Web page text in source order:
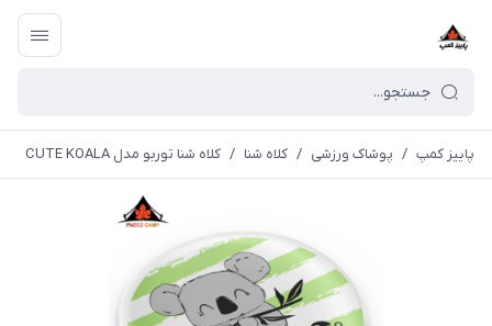
پاییز کمپ / پوشاک ورزشی / کلاه شنا / کلاه شنا توربو مدل CUTE KOALA